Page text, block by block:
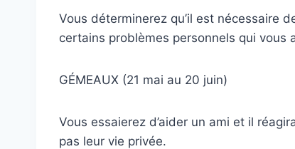
Vous déterminerez qu’il est nécessaire
certains problèmes personnels qui vous
GÉMEAUX (21 mai au 20 juin)
Vous essaierez d’aider un ami et il
pas leur vie privée.